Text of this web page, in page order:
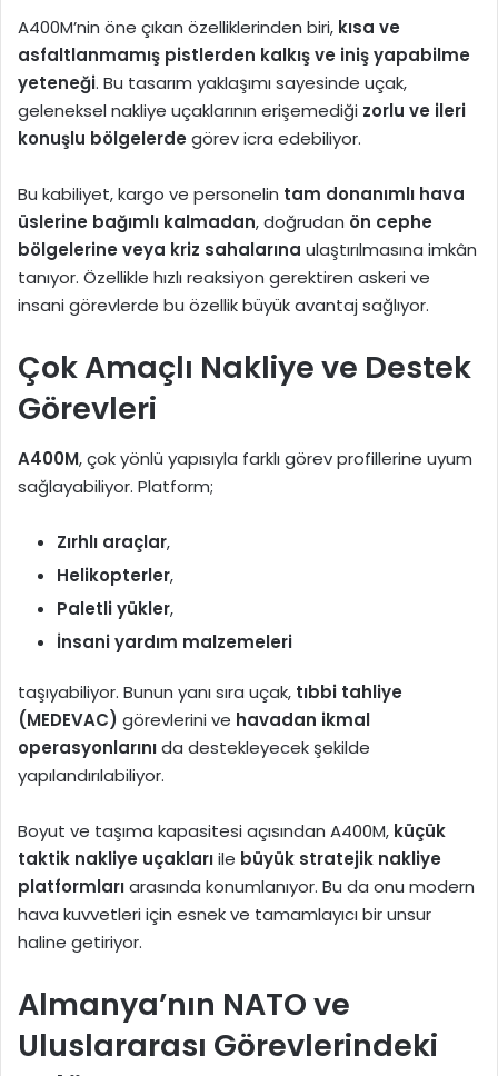
A400M’nin öne çıkan özelliklerinden biri, kısa ve
asfaltlanmamış pistlerden kalkış ve iniş yapabilme
yeteneği. Bu tasarım yaklaşımı sayesinde uçak,
geleneksel nakliye uçaklarının erişemediği zorlu ve ileri
konuşlu bölgelerdegörev icra edebiliyor.
Bu kabiliyet, kargo ve personelin tam donanımlı hava
üslerine bağımlı kalmadan, doğrudan ön cephe
bölgelerine veya kriz sahalarına ulaştırılmasına imkân
tanıyor. Özellikle hızlı reaksiyon gerektiren askeri ve
insani görevlerde bu özellik büyük avantaj sağlıyor.
Çok Amaçlı Nakliye ve Destek
Görevleri
A400M, çok yönlü yapısıyla farklı görev profillerine uyum
sağlayabiliyor. Platform;
Zırhlı araçlar,
Helikopterler,
Paletli yükler,
İnsani yardım malzemeleri
taşıyabiliyor. Bunun yanı sıra uçak, tıbbi tahliye
(MEDEVAC) görevlerini ve havadan ikmal
operasyonlarınıda destekleyecek şekilde
yapılandırılabiliyor.
Boyut ve taşıma kapasitesi açısından A400M, küçük
taktik nakliye uçaklarıile büyük stratejik nakliye
platformlarıarasında konumlanıyor. Bu da onu modern
hava kuvvetleri için esnek ve tamamlayıcı bir unsur
haline getiriyor.
Almanya’nın NATO ve
Uluslararası Görevlerindeki